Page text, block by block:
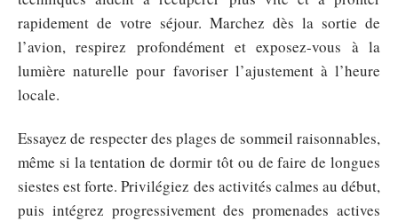
rapidement de votre séjour. Marchez dès la sortie de
l’avion, respirez profondément et exposez-vous à la
lumière naturelle pour favoriser l’ajustement à l’heure
locale.
Essayez de respecter des plages de sommeil raisonnables,
même si la tentation de dormir tôt ou de faire de longues
siestes est forte. Privilégiez des activités calmes au début,
puis intégrez progressivement des promenades actives